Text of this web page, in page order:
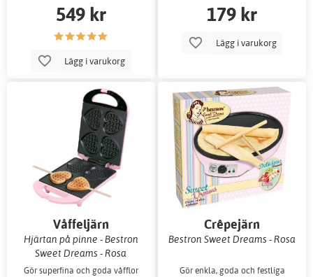
549 kr
Lägg i varukorg
179 kr
Lägg i varukorg
Våffeljärn
Hjärtan på pinne - Bestron
Sweet Dreams - Rosa
Gör superfina och goda våfflor
Crêpejärn
Bestron Sweet Dreams - Rosa
Gör enkla, goda och festliga